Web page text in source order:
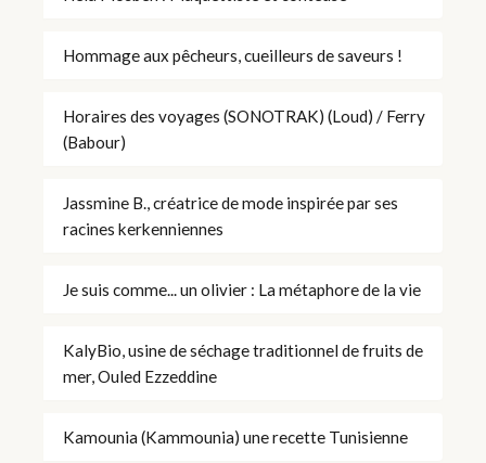
Hommage aux pêcheurs, cueilleurs de saveurs !
Horaires des voyages (SONOTRAK) (Loud) / Ferry
(Babour)
Jassmine B., créatrice de mode inspirée par ses
racines kerkenniennes
Je suis comme... un olivier : La métaphore de la vie
KalyBio, usine de séchage traditionnel de fruits de
mer, Ouled Ezzeddine
Kamounia (Kammounia) une recette Tunisienne